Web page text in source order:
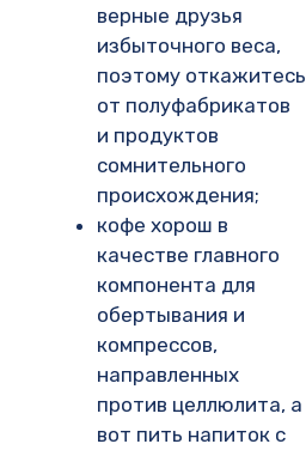
верные друзья
избыточного веса,
поэтому откажитесь
от полуфабрикатов
и продуктов
сомнительного
происхождения;
кофе хорош в
качестве главного
компонента для
обертывания и
компрессов,
направленных
против целлюлита, а
вот пить напиток с